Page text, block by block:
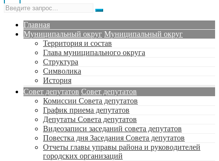
Главная
Муниципальный округ Муниципальный округ
Территория и состав
Глава муниципального округа
Структура
Символика
История
Совет депутатов Совет депутатов
Комиссии Совета депутатов
График приема депутатов
Депутаты Совета депутатов
Видеозаписи заседаний совета депутатов
Повестка дня Заседания Совета депутатов
Отчеты главы управы района и руководителей
городских организаций